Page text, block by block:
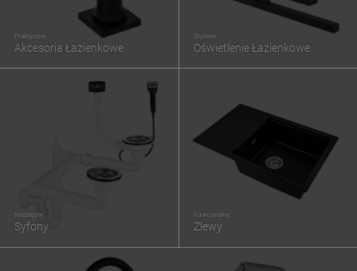
Praktyczne
Akcesoria Łazienkowe
Stylowe
Oświetlenie Łazienkowe
Niezbędne
Syfony
Funkcjonalne
Zlewy